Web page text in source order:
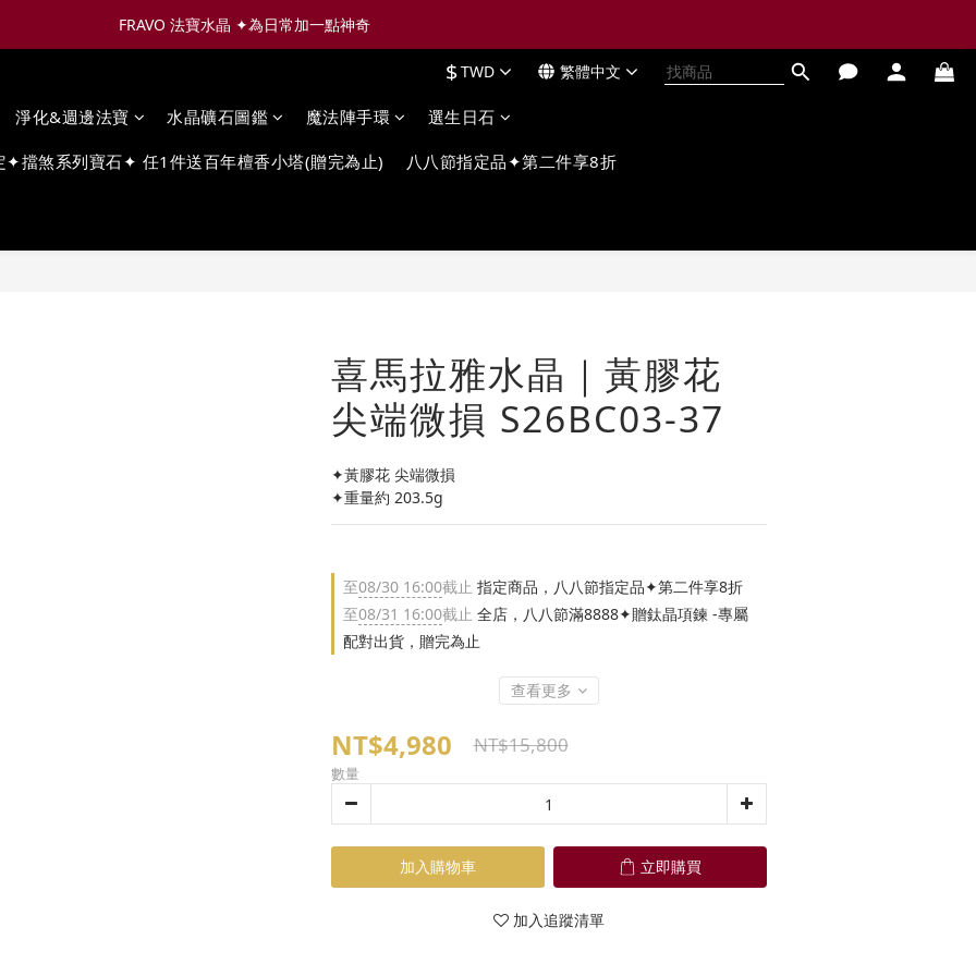
FRAVO 法寶水晶 ✦為日常加一點神奇
$TWD 繁體中文
淨化&週邊法寶 水晶礦石圖鑑 魔法陣手環 選生日石
✦擋煞系列寶石✦ 任1件送百年檀香小塔(贈完為止) 八八節指定品✦第二件享8折
喜馬拉雅水晶｜黃膠花
尖端微損 S26BC03-37
✦黃膠花 尖端微損
✦重量約 203.5g
至08/30 16:00截止 指定商品，八八節指定品✦第二件享8折
至08/31 16:00截止 全店，八八節滿8888✦贈鈦晶項鍊 -專屬
配對出貨，贈完為止
查看更多
NT$4,980 NT$15,800
數量
加入購物車 立即購買
加入追蹤清單